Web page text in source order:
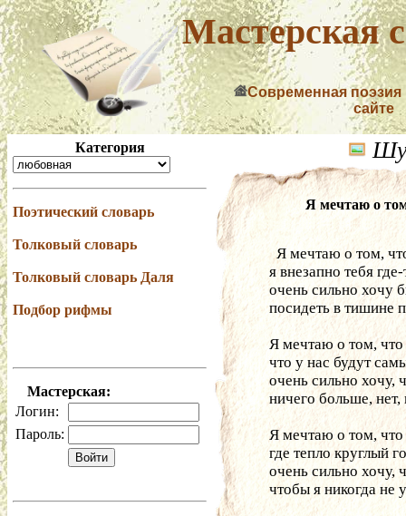
Мастерская
Современная поэзия
сайте
Категория
Поэтический словарь
Толковый словарь
Толковый словарь Даля
Подбор рифмы
Мастерская:
Логин:
Пароль:
Я мечтаю о
Я мечтаю о том,
я внезапно тебя
очень сильно хочу
посидеть в тишине
Я мечтаю о том,
что у нас будут
очень сильно хочу,
ничего больше, нет,
Я мечтаю о том,
где тепло круглый
очень сильно хочу,
чтобы я никогда не